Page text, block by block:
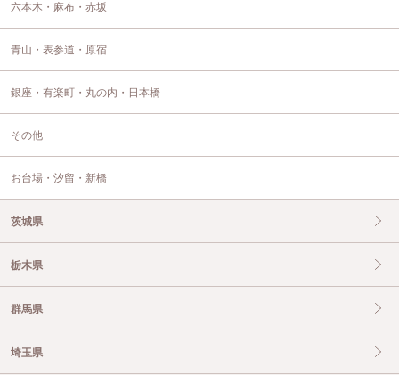
六本木・麻布・赤坂
青山・表参道・原宿
銀座・有楽町・丸の内・日本橋
その他
お台場・汐留・新橋
茨城県
栃木県
群馬県
埼玉県